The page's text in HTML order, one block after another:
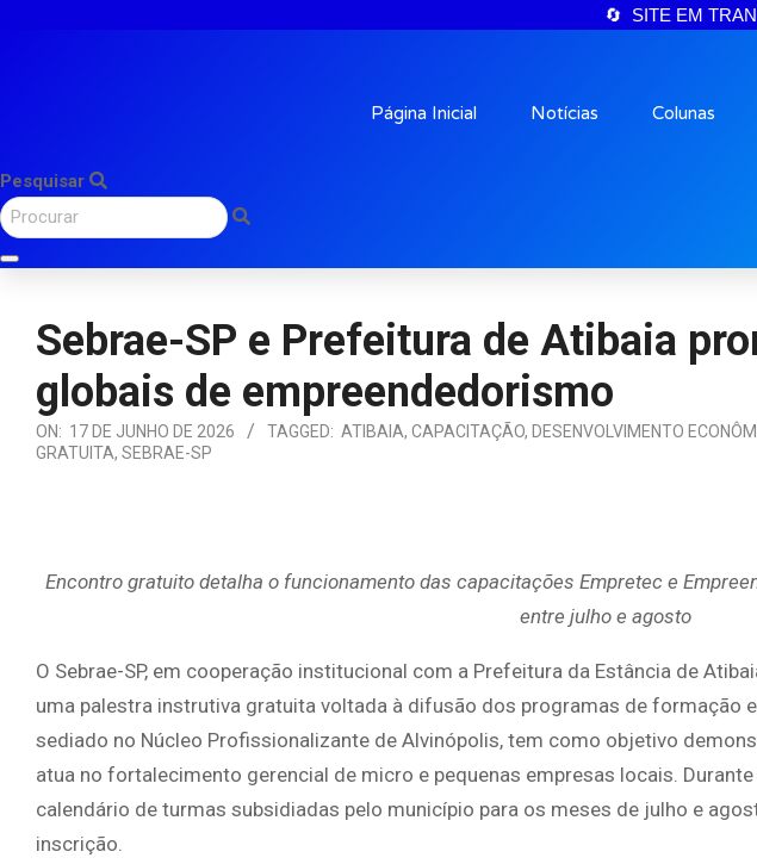
🔄 SITE EM
Página Inicial Notícias Colunas
Pesquisar
Sebrae-SP e Prefeitura de Atibaia
globais de empreendedorismo
ON: 17 DE JUNHO DE 2026 TAGGED: ATIBAIA, CAPACITAÇÃO, DESENVOLVIMENTO
GRATUITA, SEBRAE-SP
Encontro gratuito detalha o funcionamento das capacitações Empretec e
entre julho e agosto
O Sebrae-SP, em cooperação institucional com a Prefeitura da Estância de
uma palestra instrutiva gratuita voltada à difusão dos programas de formação
sediado no Núcleo Profissionalizante de Alvinópolis, tem como objetivo
atua no fortalecimento gerencial de micro e pequenas empresas locais.
calendário de turmas subsidiadas pelo município para os meses de julho e
inscrição.